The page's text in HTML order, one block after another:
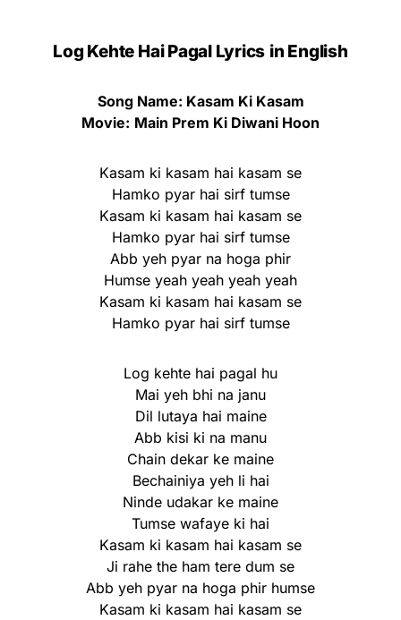
Log Kehte Hai Pagal Lyrics in English
Song Name: Kasam Ki Kasam
Movie: Main Prem Ki Diwani Hoon
Kasam ki kasam hai kasam se
Hamko pyar hai sirf tumse
Kasam ki kasam hai kasam se
Hamko pyar hai sirf tumse
Abb yeh pyar na hoga phir
Humse yeah yeah yeah yeah
Kasam ki kasam hai kasam se
Hamko pyar hai sirf tumse
Log kehte hai pagal hu
Mai yeh bhi na janu
Dil lutaya hai maine
Abb kisi ki na manu
Chain dekar ke maine
Bechainiya yeh li hai
Ninde udakar ke maine
Tumse wafaye ki hai
Kasam ki kasam hai kasam se
Ji rahe the ham tere dum se
Abb yeh pyar na hoga phir humse
Kasam ki kasam hai kasam se